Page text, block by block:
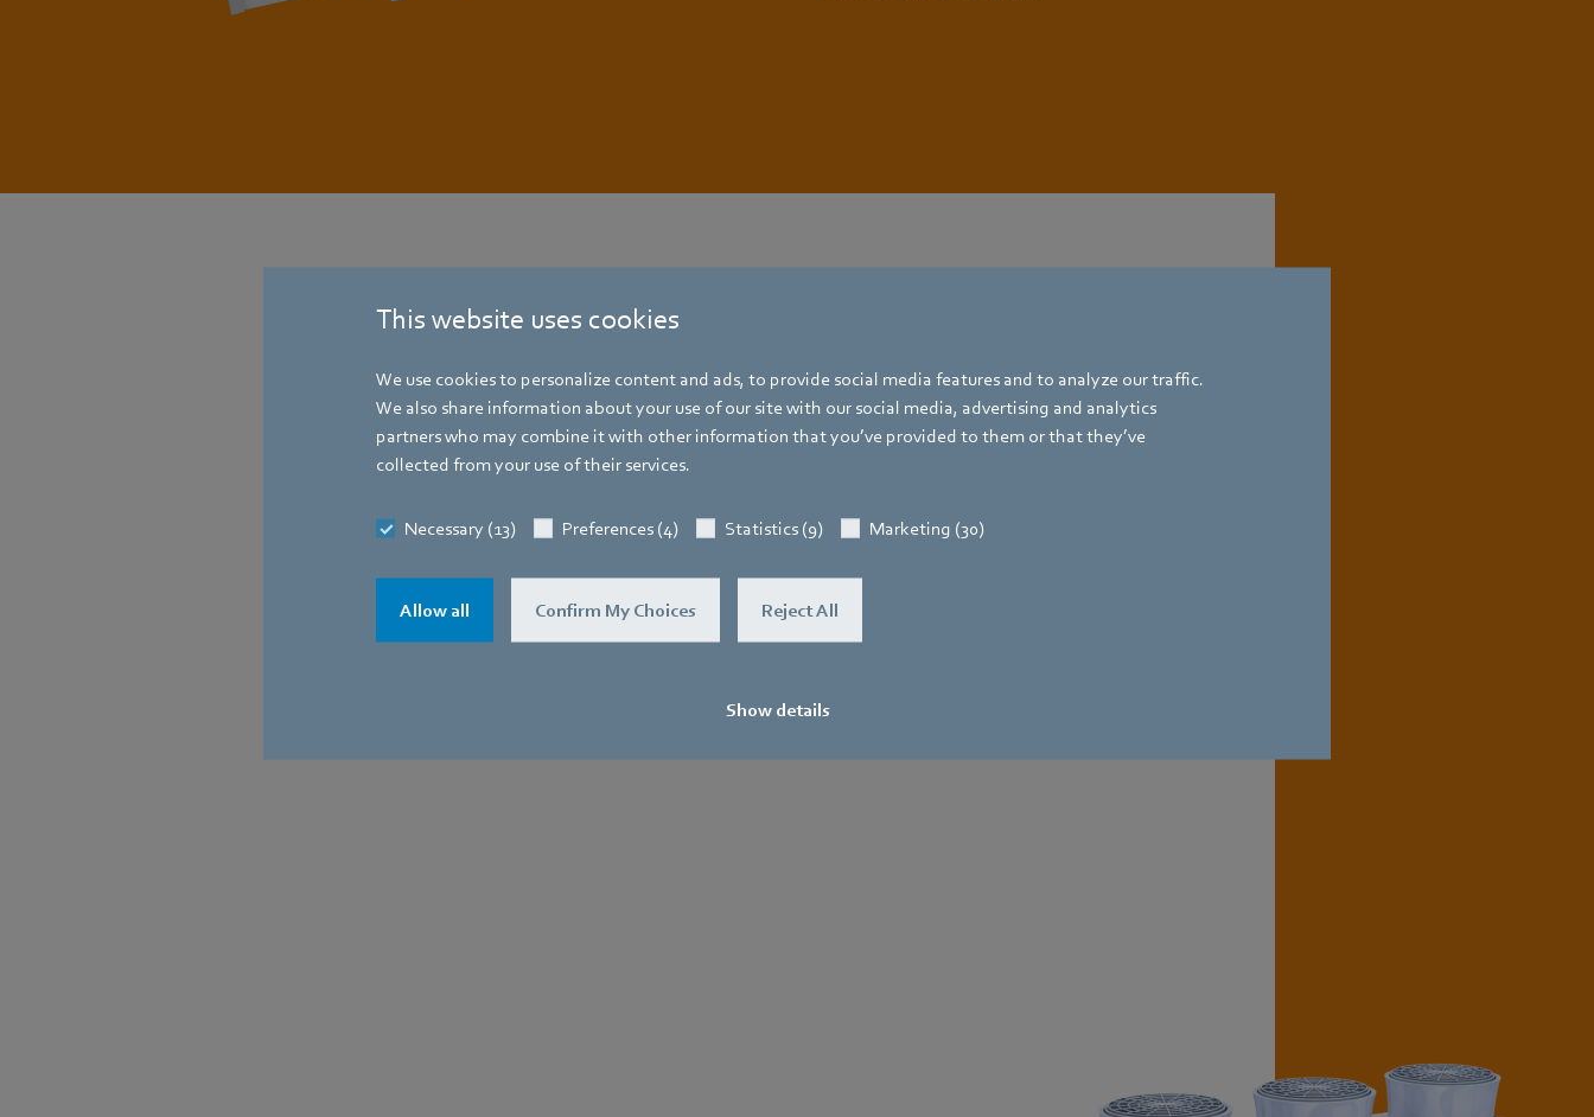
This website uses cookies
We use cookies to personalize content and ads, to provide social media features and to analyze our traffic.
We also share information about your use of our site with our social media, advertising and analytics
partners who may combine it with other information that you’ve provided to them or that they’ve
collected from your use of their services.
Necessary (13) Preferences (4) Statistics (9) Marketing (30)
Allow all Confirm My Choices Reject All
Show details